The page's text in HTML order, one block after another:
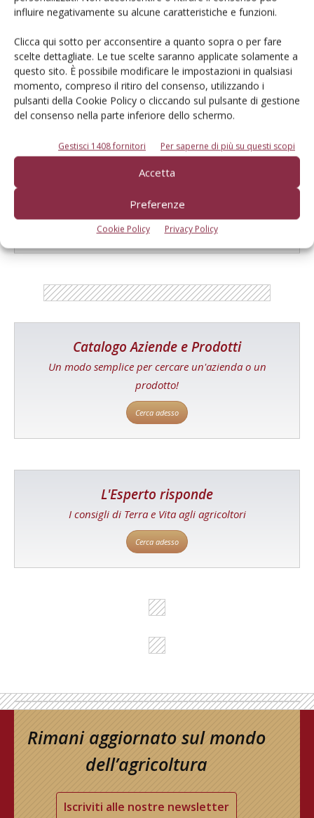
influire negativamente su alcune caratteristiche e funzioni.
Clicca qui sotto per acconsentire a quanto sopra o per fare
scelte dettagliate. Le tue scelte saranno applicate solamente a
questo sito. È possibile modificare le impostazioni in qualsiasi
momento, compreso il ritiro del consenso, utilizzando i
pulsanti della Cookie Policy o cliccando sul pulsante di gestione
del consenso nella parte inferiore dello schermo.
Gestisci 1408 fornitori Per saperne di più su questi scopi
Accetta
Preferenze
Cookie Policy Privacy Policy
Seminatrice combinata Lemken Solitair 9
Di Ottavio Repetti 23 Gennaio 2017
Catalogo Aziende e Prodotti
Un modo semplice per cercare un'azienda o un
prodotto!
Cerca adesso
L'Esperto risponde
I consigli di Terra e Vita agli agricoltori
Cerca adesso
Rimani aggiornato sul mondo
dell’agricoltura
Iscriviti alle nostre newsletter